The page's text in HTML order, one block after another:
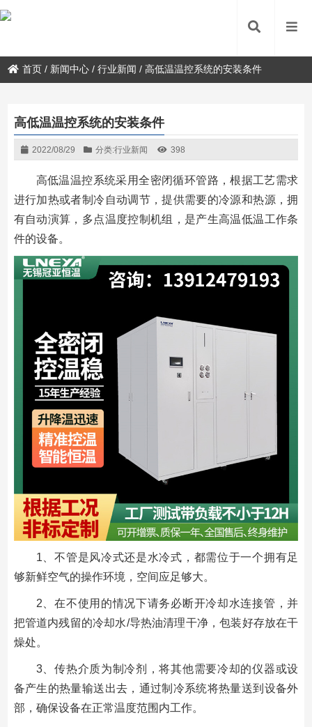
首页 / 新闻中心 /行业新闻 /高低温温控系统的安装条件
高低温温控系统的安装条件
2022/08/29 分类:行业新闻 398
高低温温控系统采用全密闭循环管路，根据工艺需求
进行加热或者制冷自动调节，提供需要的冷源和热源，拥
有自动演算，多点温度控制机组，是产生高温低温工作条
件的设备。
1、不管是风冷式还是水冷式，都需位于一个拥有足
够新鲜空气的操作环境，空间应足够大。
2、在不使用的情况下请务必断开冷却水连接管，并
把管道内残留的冷却水/导热油清理干净，包装好存放在干
燥处。
3、传热介质为制冷剂，将其他需要冷却的仪器或设
备产生的热量输送出去，通过制冷系统将热量送到设备外
部，确保设备在正常温度范围内工作。